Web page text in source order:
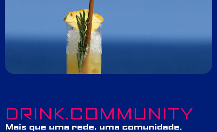
DRINK.COMMUNITY
Mais que uma rede, uma comunidade.